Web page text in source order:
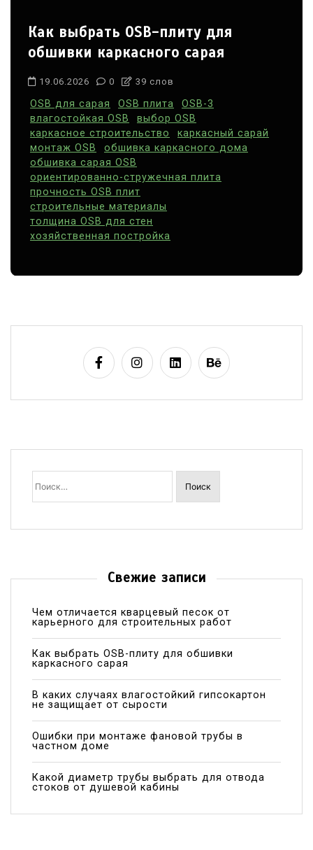
Как выбрать OSB-плиту для
обшивки каркасного сарая
19.06.2026 0 39 слов
OSB для сарая OSB плита
OSB-3
влагостойкая OSB
выбор OSB
каркасное строительство
каркасный сарай
монтаж OSB
обшивка каркасного дома
обшивка сарая OSB
ориентированно-стружечная плита
прочность OSB плит
строительные материалы
толщина OSB для стен
хозяйственная постройка
Найти:
Свежие записи
Чем отличается кварцевый песок от
карьерного для строительных работ
Как выбрать OSB-плиту для обшивки
каркасного сарая
В каких случаях влагостойкий гипсокартон
не защищает от сырости
Ошибки при монтаже фановой трубы в
частном доме
Какой диаметр трубы выбрать для отвода
стоков от душевой кабины